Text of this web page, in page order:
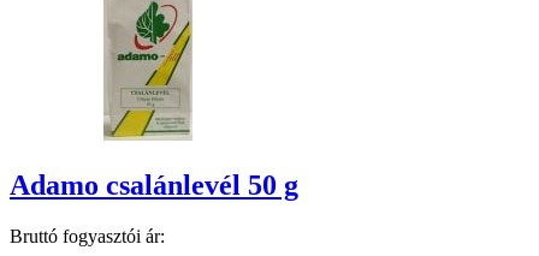
Adamo csalánlevél 50 g
Bruttó fogyasztói ár: